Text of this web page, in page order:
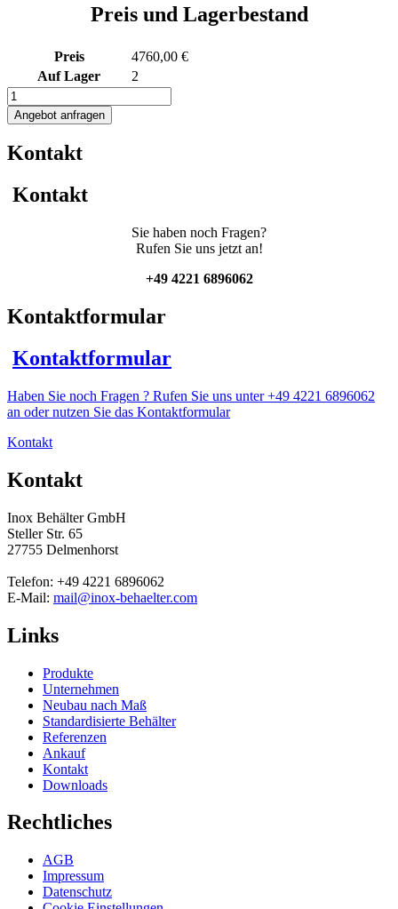
Preis und Lagerbestand
Preis
4760,00 €
Auf Lager
2
331L
Edelstahl
Rührwerksbehälter
Rollen
Balkenrührwerk
Menge
Angebot anfragen
Kontakt
Kontakt
Sie haben noch Fragen?
Rufen Sie uns jetzt an!
+49 4221 6896062
Kontaktformular
Kontaktformular
Haben Sie noch Fragen ? Rufen Sie uns unter +49 4221 6896062
an oder nutzen Sie das Kontaktformular
Kontakt
Kontakt
Inox Behälter GmbH
Steller Str. 65
27755 Delmenhorst
Telefon: +49 4221 6896062
E-Mail: mail@inox-behaelter.com
Links
Produkte
Unternehmen
Neubau nach Maß
Standardisierte Behälter
Referenzen
Ankauf
Kontakt
Downloads
Rechtliches
AGB
Impressum
Datenschutz